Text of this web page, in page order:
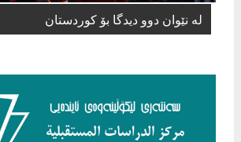
لە نێوان دوو دیدگا بۆ کوردستان